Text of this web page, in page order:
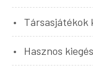
Társasjátékok
Hasznos